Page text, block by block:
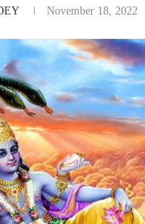
November 18, 2022